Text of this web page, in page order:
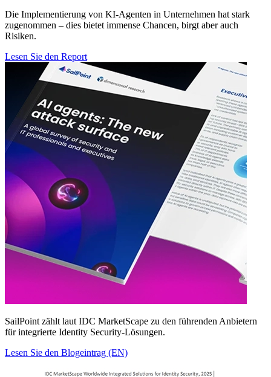
Die Implementierung von KI-Agenten in Unternehmen hat stark
zugenommen – dies bietet immense Chancen, birgt aber auch
Risiken.
Lesen Sie den Report
SailPoint zählt laut IDC MarketScape zu den führenden Anbietern
für integrierte Identity Security‑Lösungen.
Lesen Sie den Blogeintrag (EN)